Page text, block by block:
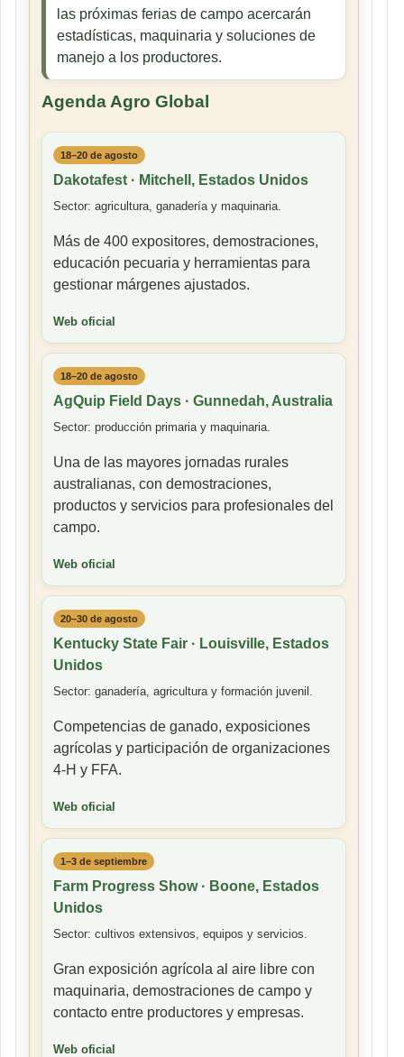
las próximas ferias de campo acercarán
estadísticas, maquinaria y soluciones de
manejo a los productores.
Agenda Agro Global
18–20 de agosto
Dakotafest · Mitchell, Estados Unidos
Sector: agricultura, ganadería y maquinaria.
Más de 400 expositores, demostraciones,
educación pecuaria y herramientas para
gestionar márgenes ajustados.
Web oficial
18–20 de agosto
AgQuip Field Days · Gunnedah, Australia
Sector: producción primaria y maquinaria.
Una de las mayores jornadas rurales
australianas, con demostraciones,
productos y servicios para profesionales del
campo.
Web oficial
20–30 de agosto
Kentucky State Fair · Louisville, Estados
Unidos
Sector: ganadería, agricultura y formación juvenil.
Competencias de ganado, exposiciones
agrícolas y participación de organizaciones
4-H y FFA.
Web oficial
1–3 de septiembre
Farm Progress Show · Boone, Estados
Unidos
Sector: cultivos extensivos, equipos y servicios.
Gran exposición agrícola al aire libre con
maquinaria, demostraciones de campo y
contacto entre productores y empresas.
Web oficial